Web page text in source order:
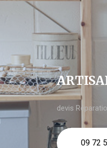
devis
09 72